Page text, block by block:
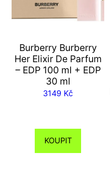
Burberry Burberry
Her Elixir De Parfum
– EDP 100 ml + EDP
30 ml
3149 Kč
KOUPIT